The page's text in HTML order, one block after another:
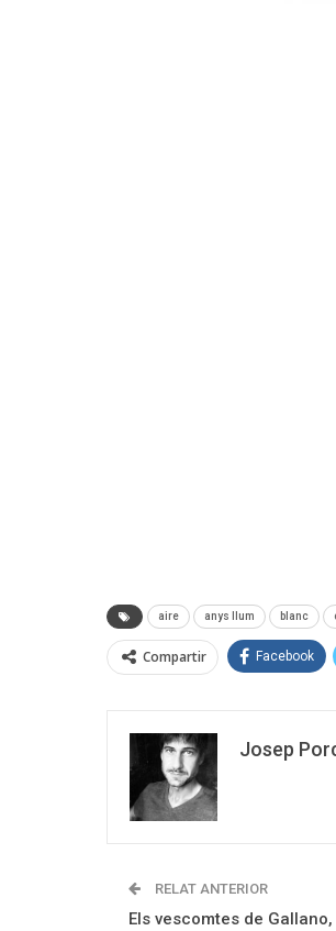
aire anys llum blanc
Compartir Facebook
Josep
RELAT ANTERIOR
Els vescomtes de